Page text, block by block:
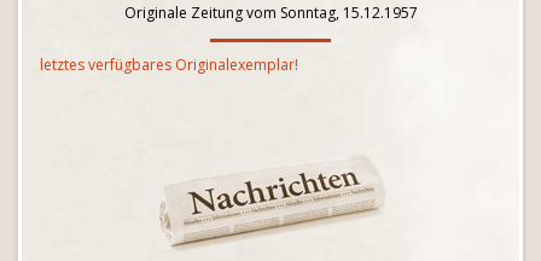
Originale Zeitung vom Sonntag, 15.12.1957
letztes verfügbares Originalexemplar!